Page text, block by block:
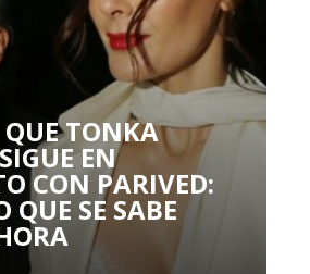
TONKA
EN
CON PARIVED:
QUE SE SABE